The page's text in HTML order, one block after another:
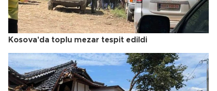
Kosova'da toplu mezar tespit edildi